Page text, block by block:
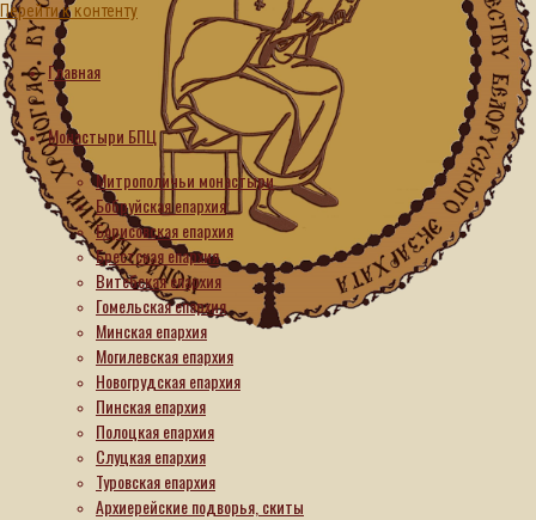
Перейти к контенту
Главная
Монастыри БПЦ
Митрополичьи монастыри
Бобруйская епархия
Борисовская епархия
Брестская епархия
Витебская епархия
Гомельская епархия
Минская епархия
Могилевская епархия
Новогрудская епархия
Пинская епархия
Полоцкая епархия
Слуцкая епархия
Туровская епархия
Архиерейские подворья, скиты
Слова
Настоятельница
Гродненского
монастыря
игумения
Гавриила